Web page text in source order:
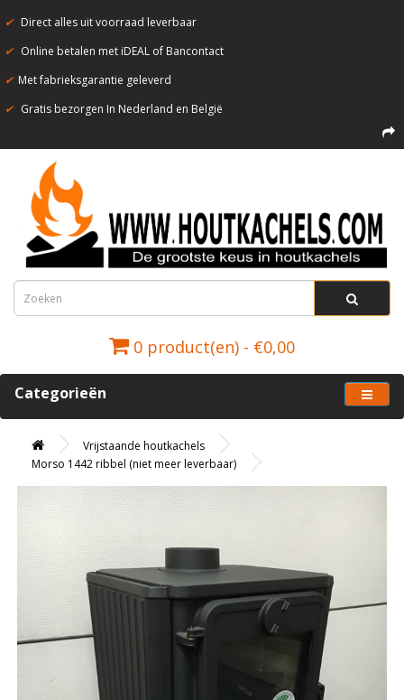
✔ Direct alles uit voorraad leverbaar
✔ Online betalen met iDEAL of Bancontact
✔ Met fabrieksgarantie geleverd
✔ Gratis bezorgen In Nederland en België
0 product(en) - €0,00
Categorieën
Vrijstaande houtkachels
Morso 1442 ribbel (niet meer leverbaar)